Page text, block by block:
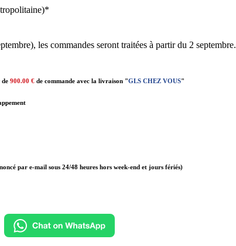
les commandes seront traitées à partir du 2 septembre.
900.00 € de commande avec la livraison "GLS CHEZ VOUS"
par e-mail sous 24/48 heures hors week-end et jours fériés)